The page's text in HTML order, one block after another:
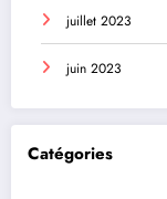
juillet 2023
juin 2023
Catégories